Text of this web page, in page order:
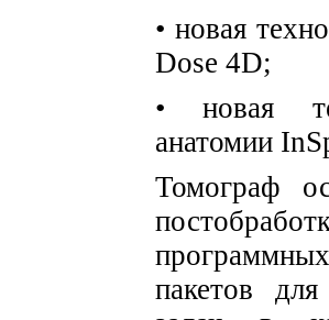
• новая
Dose 4D;
• новая
анатомии
Томограф
пакетов